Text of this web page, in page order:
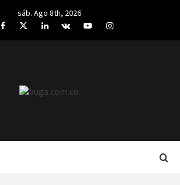
sáb. Ago 8th, 2026
FacebookTwitterLinkedIn
VK YouTubeInstagram